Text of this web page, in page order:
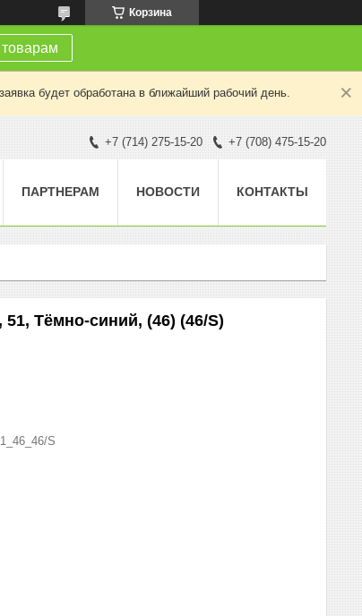
Корзина
будет обработана в ближайший рабочий день.
+7 (714) 275-15-20 +7 (708) 475-15-20
ПАРТНЕРАМ НОВОСТИ КОНТАКТЫ
51, Тёмно-синий, (46) (46/S)
S